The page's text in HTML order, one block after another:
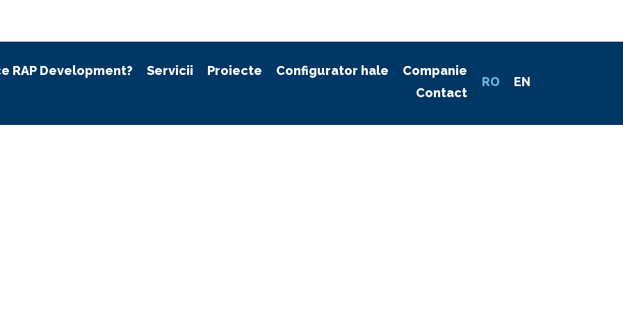
RAP Development? Servicii Proiecte Configurator hale
Companie
Contact
RO EN